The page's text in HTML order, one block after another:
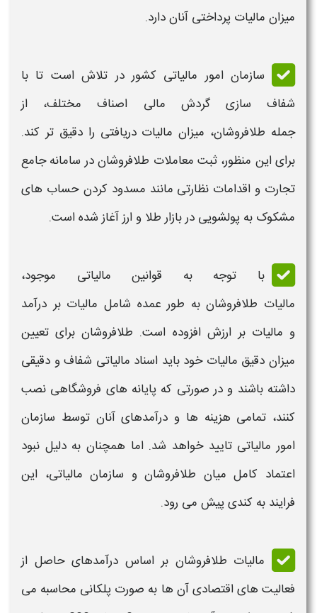
میزان مالیات پرداختی آنان دارد.
سازمان امور مالیاتی کشور در تلاش است تا با
شفاف سازی گردش مالی اصناف مختلف، از
جمله طلافروشان، میزان مالیاتدریافتی را دقیق تر کند.
برای این منظور، ثبت معاملات طلافروشاندر سامانه جامع
تجارت و اقدامات نظارتی مانند مسدود کردن حساب های
مشکوک به پولشویی در بازارطلا و ارز آغاز شده است.
با توجه به قوانین مالیاتی موجود،
مالیات طلافروشانبه طور عمده شامل مالیاتبر درآمد
و مالیاتبر ارزش افزوده است. طلافروشان برای تعیین
میزان دقیق مالیاتخود باید اسناد مالیاتی شفاف و دقیقی
داشته باشند و در صورتی که پایانه های فروشگاهی نصب
کنند، تمامی هزینه ها و درآمدهای آنان توسط سازمان
امور مالیاتیتایید خواهد شد. اما همچنان به دلیل نبود
اعتماد کامل میان طلافروشانو سازمان مالیاتی، این
فرایند به کندی پیش می رود.
مالیات طلافروشان بر اساس درآمدهای حاصل از
فعالیت های اقتصادی آن ها به صورت پلکانی محاسبه می